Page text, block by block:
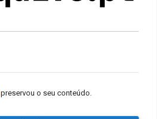
preservou o seu conteúdo.